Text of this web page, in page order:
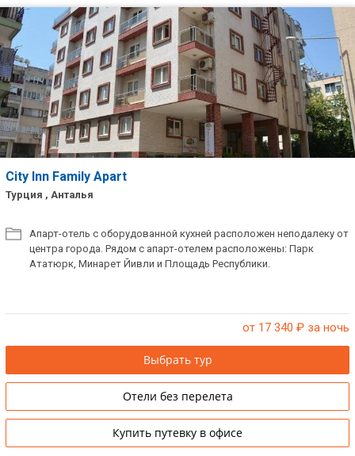
City Inn Family Apart
Турция , Анталья
Апарт-отель с оборудованной кухней расположен неподалеку от
центра города. Рядом с апарт-отелем расположены: Парк
Ататюрк, Минарет Йивли и Площадь Республики.
от 17 340 ₽ за ночь
Выбрать тур
Отели без перелета
Купить путевку в офисе